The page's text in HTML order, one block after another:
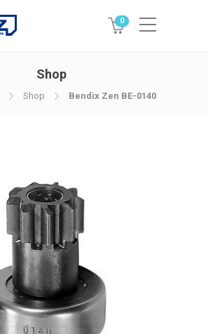
0
Shop
Shop Bendix Zen BE-0140